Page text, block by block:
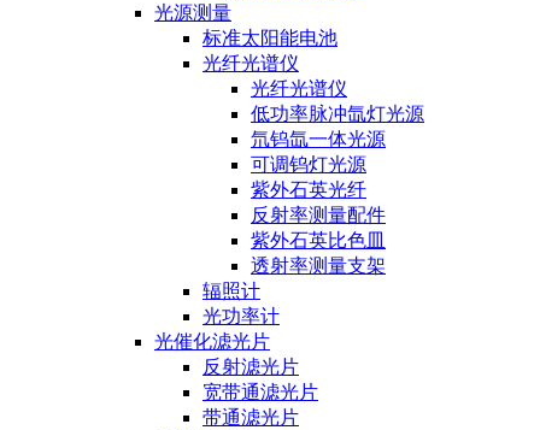
光源测量
标准太阳能电池
光纤光谱仪
光纤光谱仪
低功率脉冲氙灯光源
氘钨氙一体光源
可调钨灯光源
紫外石英光纤
反射率测量配件
紫外石英比色皿
透射率测量支架
辐照计
光功率计
光催化滤光片
反射滤光片
宽带通滤光片
带通滤光片